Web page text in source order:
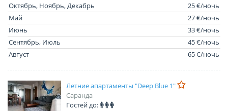
Октябрь, Ноябрь, Декабрь
25 €/ночь
Май
27 €/ночь
Июнь
33 €/ночь
Сентябрь, Июль
45 €/ночь
Август
65 €/ночь
Летние апартаменты "Deep Blue 1"
Саранда
Гостей до: